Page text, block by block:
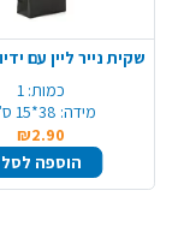
כמות: 1
מידה: 38*15 ס"מ
₪2.90
הוספה לסל